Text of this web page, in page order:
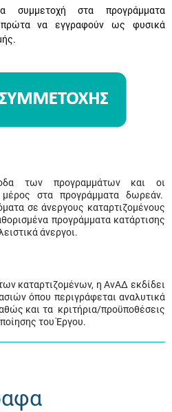
συμμετοχή στα προγράμματα
πρώτα να εγγραφούν ως φυσικά
των προγραμμάτων και οι
μέρος στα προγράμματα δωρεάν.
σε άνεργους καταρτιζομένους
προγράμματα κατάρτισης
άνεργοι.
καταρτιζομένων, η ΑνΑΔ εκδίδει
όπου περιγράφεται αναλυτικά
και τα κριτήρια/προϋποθέσεις
του Έργου.